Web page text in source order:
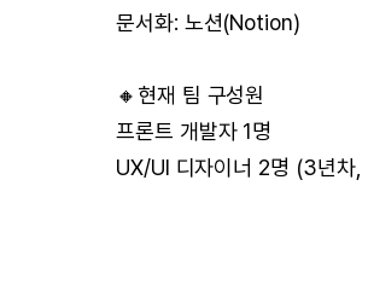
문서화: 노션(Notion)
🔸현재 팀 구성원
프론트 개발자 1명
UX/UI 디자이너 2명 (3년차,